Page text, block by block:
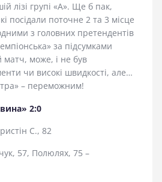
лізі групі «А». Ще б пак,
посідали поточне 2 та 3 місце
з головних претендентів
за підсумками
матч, може, і не був
чи високі швидкості, але…
– переможним!
2:0
С., 82
57, Полюлях, 75 –